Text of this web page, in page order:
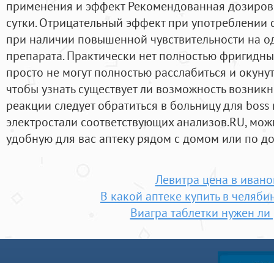
применения и эффект Рекомендованная
сутки. Отрицательный эффект при употреблении
при наличии повышенной чувствительности на
препарата. Практически нет полностью
просто не могут полностью расслабиться и
чтобы узнать существует ли возможность
реакции следует обратиться в больницу для
электростали соответствующих анализов.RU,
удобную для вас аптеку рядом с домом или по
Левитра цена в
В какой аптеке купить в
Виагра таблетки нужен ли